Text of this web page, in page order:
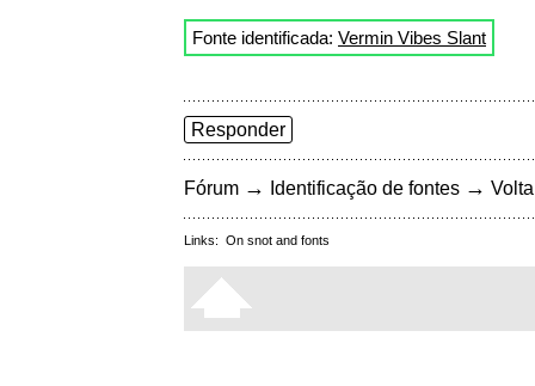
Fonte identificada: Vermin Vibes Slant
Responder
Fórum → Identificação de fontes →
Links: On snot and fonts